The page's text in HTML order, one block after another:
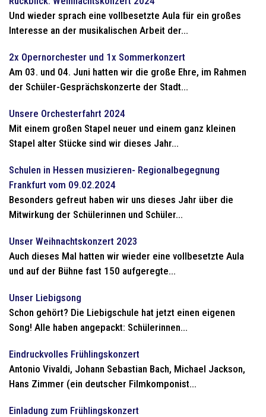
Und wieder sprach eine vollbesetzte Aula für ein großes
Interesse an der musikalischen Arbeit der...
2x Opernorchester und 1x Sommerkonzert
Am 03. und 04. Juni hatten wir die große Ehre, im Rahmen
der Schüler-Gesprächskonzerte der Stadt...
Unsere Orchesterfahrt 2024
Mit einem großen Stapel neuer und einem ganz kleinen
Stapel alter Stücke sind wir dieses Jahr...
Schulen in Hessen musizieren- Regionalbegegnung
Frankfurt vom 09.02.2024
Besonders gefreut haben wir uns dieses Jahr über die
Mitwirkung der Schülerinnen und Schüler...
Unser Weihnachtskonzert 2023
Auch dieses Mal hatten wir wieder eine vollbesetzte Aula
und auf der Bühne fast 150 aufgeregte...
Unser Liebigsong
Schon gehört? Die Liebigschule hat jetzt einen eigenen
Song! Alle haben angepackt: Schülerinnen...
Eindruckvolles Frühlingskonzert
Antonio Vivaldi, Johann Sebastian Bach, Michael Jackson,
Hans Zimmer (ein deutscher Filmkomponist...
Einladung zum Frühlingskonzert